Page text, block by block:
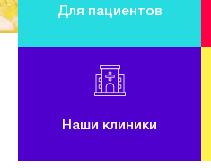
Для пациентов
Наши клиники